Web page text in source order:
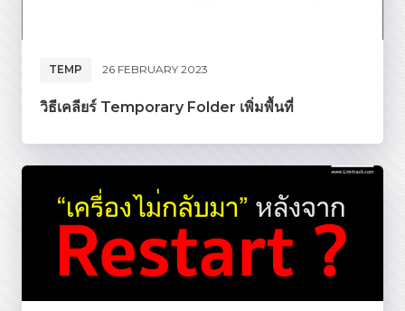
TEMP 26 FEBRUARY 2023
วิธีเคลียร์ Temporary Folder เพิ่มพื้นที่